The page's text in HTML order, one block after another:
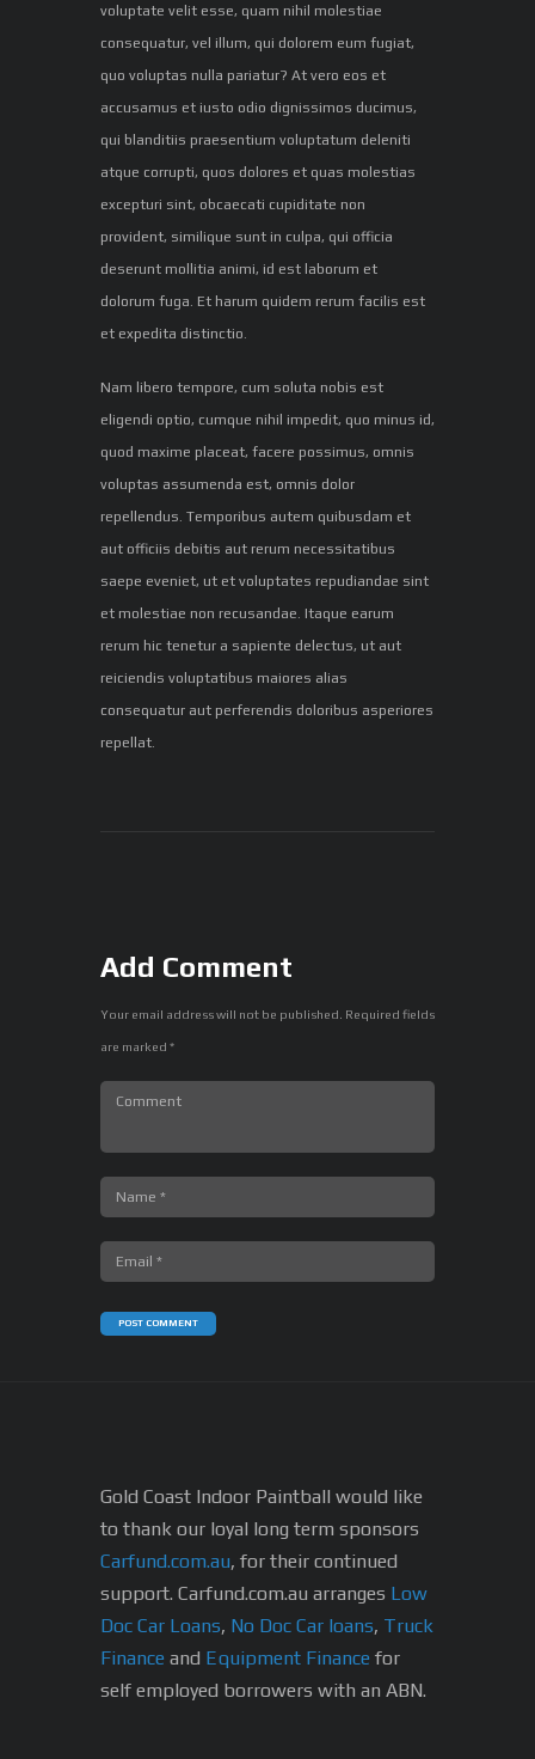
voluptate velit esse, quam nihil molestiae
consequatur, vel illum, qui dolorem eum fugiat,
quo voluptas nulla pariatur? At vero eos et
accusamus et iusto odio dignissimos ducimus,
qui blanditiis praesentium voluptatum deleniti
atque corrupti, quos dolores et quas molestias
excepturi sint, obcaecati cupiditate non
provident, similique sunt in culpa, qui officia
deserunt mollitia animi, id est laborum et
dolorum fuga. Et harum quidem rerum facilis est
et expedita distinctio.
Nam libero tempore, cum soluta nobis est
eligendi optio, cumque nihil impedit, quo minus id,
quod maxime placeat, facere possimus, omnis
voluptas assumenda est, omnis dolor
repellendus. Temporibus autem quibusdam et
aut officiis debitis aut rerum necessitatibus
saepe eveniet, ut et voluptates repudiandae sint
et molestiae non recusandae. Itaque earum
rerum hic tenetur a sapiente delectus, ut aut
reiciendis voluptatibus maiores alias
consequatur aut perferendis doloribus asperiores
repellat.
Add Comment
Your email address will not be published. Required fields
are marked *
Gold Coast Indoor Paintball would like
to thank our loyal long term sponsors
Carfund.com.au, for their continued
support. Carfund.com.au arranges Low
Doc Car Loans, No Doc Car loans, Truck
Finance and Equipment Finance for
self employed borrowers with an ABN.